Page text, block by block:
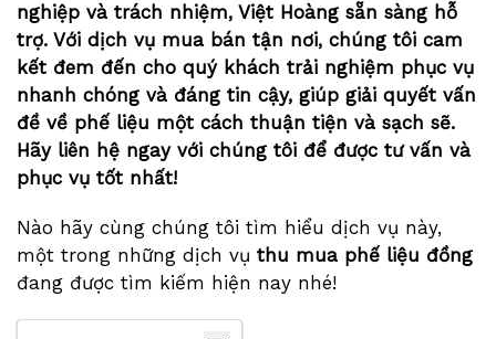
nghiệp và trách nhiệm, Việt Hoàng sẵn sàng hỗ
trợ. Với dịch vụ mua bán tận nơi, chúng tôi cam
kết đem đến cho quý khách trải nghiệm phục vụ
nhanh chóng và đáng tin cậy, giúp giải quyết vấn
đề về phế liệu một cách thuận tiện và sạch sẽ.
Hãy liên hệ ngay với chúng tôi để được tư vấn và
phục vụ tốt nhất!
Nào hãy cùng chúng tôi tìm hiểu dịch vụ này,
một trong những dịch vụ thu mua phế liệu đồng
đang được tìm kiếm hiện nay nhé!